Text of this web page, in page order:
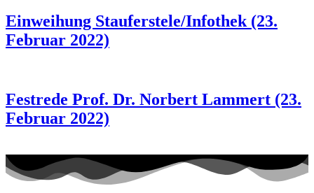
Einweihung Stauferstele/Infothek (23.
Februar 2022)
Festrede Prof. Dr. Norbert Lammert (23.
Februar 2022)